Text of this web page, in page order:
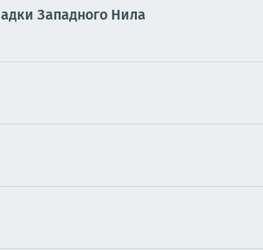
Западного Нила